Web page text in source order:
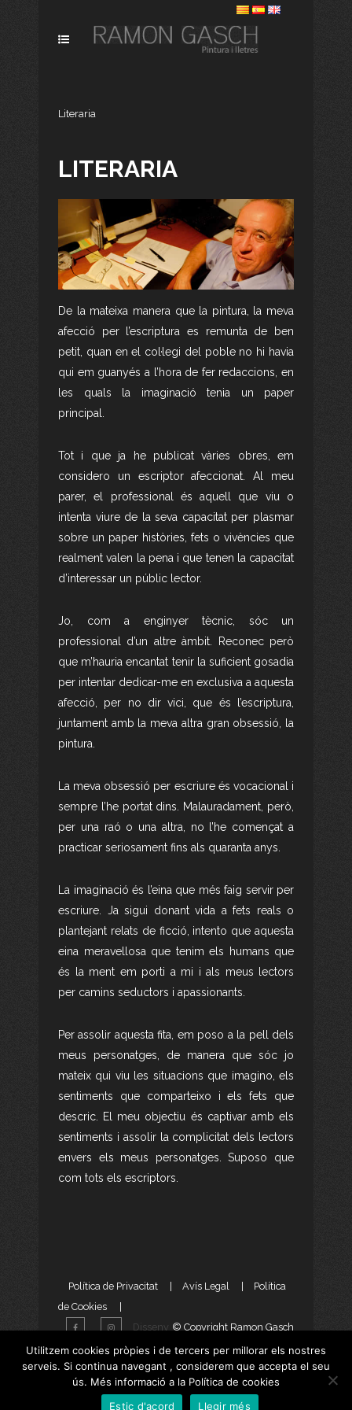
Literaria
LITERARIA
De la mateixa manera que la pintura, la meva
afecció per l’escriptura es remunta de ben
petit, quan en el col·legi del poble no hi havia
qui em guanyés a l’hora de fer redaccions, en
les quals la imaginació tenia un paper
principal.
Tot i que ja he publicat vàries obres, em
considero un escriptor afeccionat. Al meu
parer, el professional és aquell que viu o
intenta viure de la seva capacitat per plasmar
sobre un paper històries, fets o vivències que
realment valen la pena i que tenen la capacitat
d’interessar un públic lector.
Jo, com a enginyer tècnic, sóc un
professional d’un altre àmbit. Reconec però
que m’hauria encantat tenir la suficient gosadia
per intentar dedicar-me en exclusiva a aquesta
afecció, per no dir vici, que és l’escriptura,
juntament amb la meva altra gran obsessió, la
pintura.
La meva obsessió per escriure és vocacional i
sempre l’he portat dins. Malauradament, però,
per una raó o una altra, no l’he començat a
practicar seriosament fins als quaranta anys.
La imaginació és l’eina que més faig servir per
escriure. Ja sigui donant vida a fets reals o
plantejant relats de ficció, intento que aquesta
eina meravellosa que tenim els humans que
és la ment em porti a mi i als meus lectors
per camins seductors i apassionants.
Per assolir aquesta fita, em poso a la pell dels
meus personatges, de manera que sóc jo
mateix qui viu les situacions que imagino, els
sentiments que comparteixo i els fets que
descric. El meu objectiu és captivar amb els
sentiments i assolir la complicitat dels lectors
envers els meus personatges. Suposo que
com tots els escriptors.
Política de Privacitat Avís Legal
Política
de Cookies
© Copyright Ramon Gasch
Disseny
Web iMàrketing Digitalper
aTotArreu.com
Utilitzem cookies pròpies i de tercers per millorar els nostres
serveis. Si continua navegant , considerem que accepta el seu
ús. Més informació a la Política de cookies
Estic d'acord
Llegir més